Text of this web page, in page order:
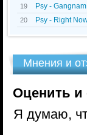
19 Psy -
20 Psy - Right
Мнения и
Оценить и
Я думаю,